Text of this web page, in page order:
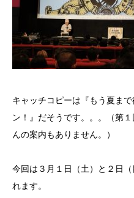
キャッチコピーは『もう夏ま
ン！』だそうです。。。（第
んの案内もありません。）
今回は３月１日（土）と２日
れます。